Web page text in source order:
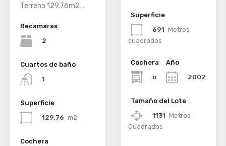
Terreno 129.76m2…
Recamaras
2
Cuartos de baño
1
Superficie
129.76 m2
Cochera
Superficie
691 Metros
cuadrados
Cochera
o
Año
2002
Tamaño del Lote
1131 Metros
Cuadrados